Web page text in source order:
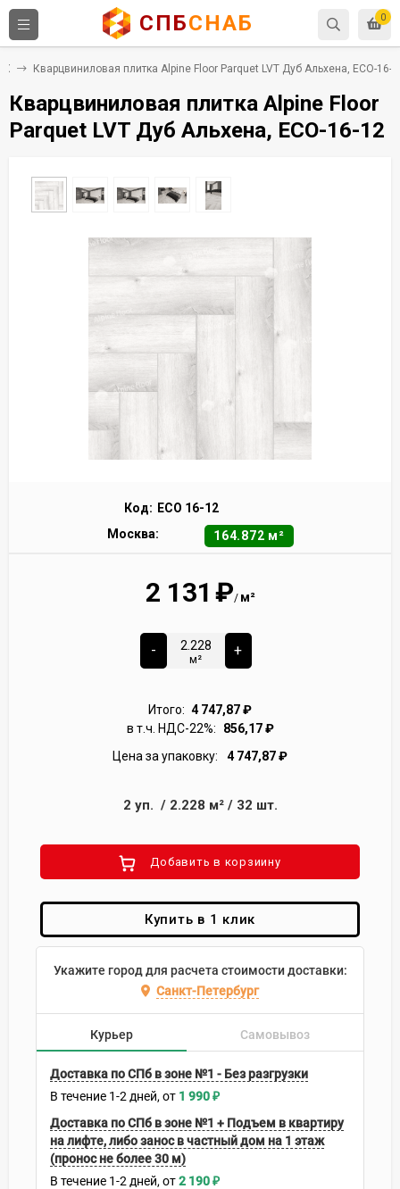
0
СПБСНАБ
Кварцвиниловая плитка Alpine Floor Parquet LVT Дуб Альхена, ECO-16-
Кварцвиниловая плитка Alpine Floor
Parquet LVT Дуб Альхена, ECO-16-12
Код: ECO 16-12
Москва:
164.872 м²
2 131 ₽/ м²
-
м²
+
Итого: 4 747,87₽
в т.ч. НДС-22%:
856,17₽
Цена за упаковку:
4 747,87₽
2 уп. / 2.228 м²/ 32 шт.
Добавить в корзиину
Купить в 1 клик
Укажите город для расчета стоимости доставки:
Санкт-Петербург
Курьер Самовывоз
Доставка по СПб в зоне №1 - Без разгрузки
В течение 1-2 дней 1 990₽
Доставка по СПб в зоне №1 + Подъем в квартиру
на лифте, либо занос в частный дом на 1 этаж
(пронос не более 30 м)
В течение 1-2 дней 2 190₽